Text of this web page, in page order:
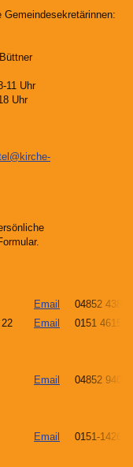
11 Uhr
Uhr
Email
04852 4381
Email 0151
Email 04852
Email 0151-